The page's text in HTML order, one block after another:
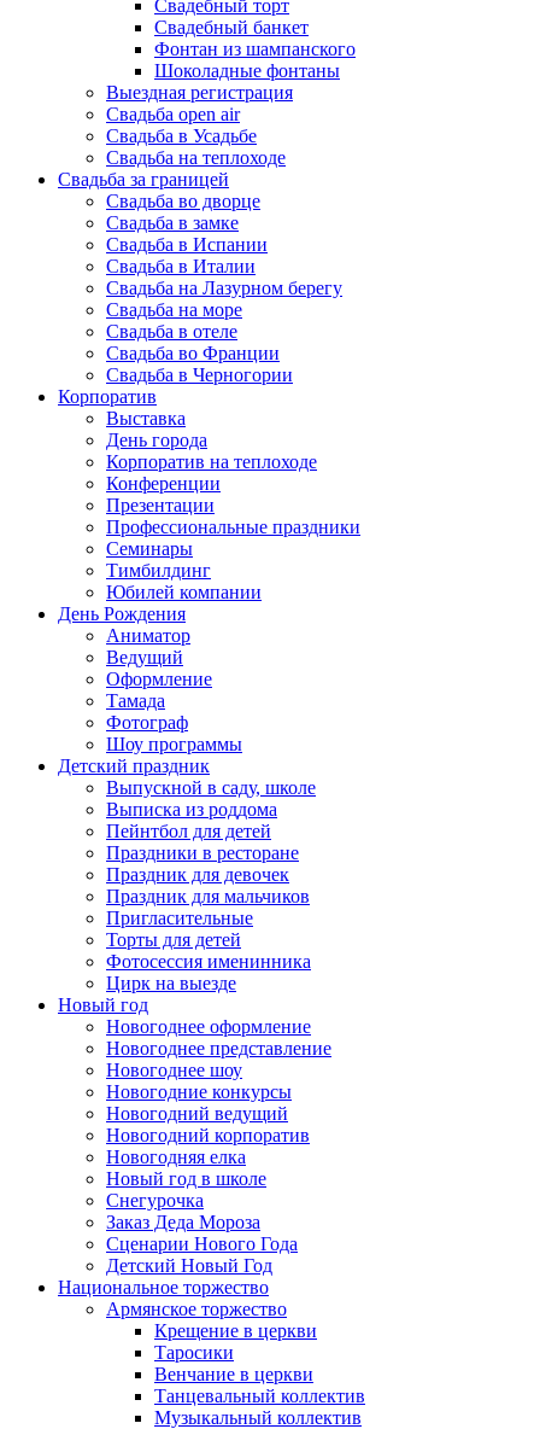
Свадебный торт
Свадебный банкет
Фонтан из шампанского
Шоколадные фонтаны
Выездная регистрация
Свадьба open air
Свадьба в Усадьбе
Свадьба на теплоходе
Свадьба за границей
Свадьба во дворце
Свадьба в замке
Свадьба в Испании
Свадьба в Италии
Свадьба на Лазурном берегу
Свадьба на море
Свадьба в отеле
Свадьба во Франции
Свадьба в Черногории
Корпоратив
Выставка
День города
Корпоратив на теплоходе
Конференции
Презентации
Профессиональные праздники
Семинары
Тимбилдинг
Юбилей компании
День Рождения
Аниматор
Ведущий
Оформление
Тамада
Фотограф
Шоу программы
Детский праздник
Выпускной в саду, школе
Выписка из роддома
Пейнтбол для детей
Праздники в ресторане
Праздник для девочек
Праздник для мальчиков
Пригласительные
Торты для детей
Фотосессия именинника
Цирк на выезде
Новый год
Новогоднее оформление
Новогоднее представление
Новогоднее шоу
Новогодние конкурсы
Новогодний ведущий
Новогодний корпоратив
Новогодняя елка
Новый год в школе
Снегурочка
Заказ Деда Мороза
Сценарии Нового Года
Детский Новый Год
Национальное торжество
Армянское торжество
Крещение в церкви
Таросики
Венчание в церкви
Танцевальный коллектив
Музыкальный коллектив